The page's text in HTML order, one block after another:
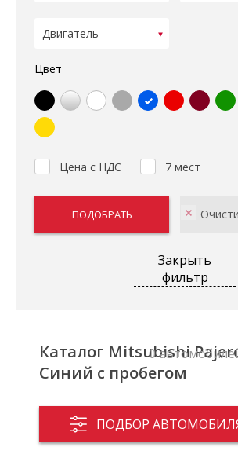
Цвет
Цена с НДС 7 мест
Закрыть
фильтр
Каталог Mitsubishi
Синий с пробегом
ПОДБОР
0